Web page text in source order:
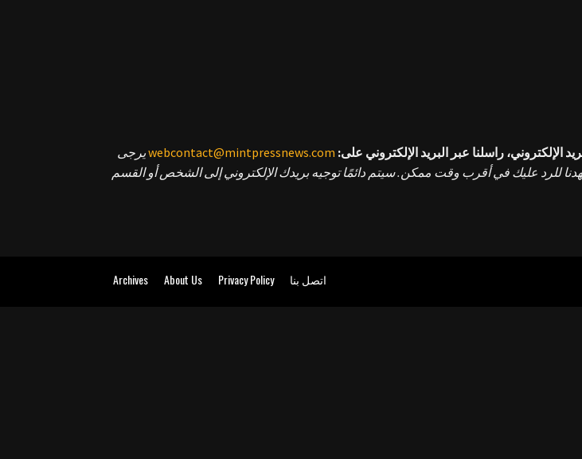
الإلكتروني، راسلنا عبر البريد الإلكتروني على: webcontact@mintpressnews.comيرجى
للرد عليك في أقرب وقت ممكن. سيتم دائمًا توجيه بريدك الإلكتروني إلى الشخص أو القسم
اتصل بنا Archives About Us Privacy Policy